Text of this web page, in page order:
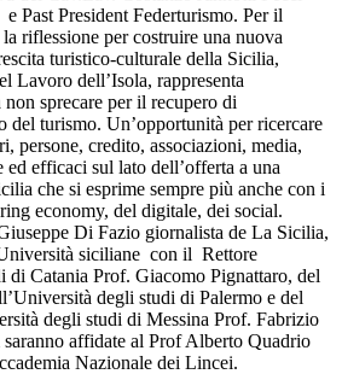
Past President Federturismo. Per il
riflessione per costruire una nuova
turistico-culturale della Sicilia,
Lavoro dell’Isola, rappresenta
non sprecare per il recupero di
turismo. Un’opportunità per ricercare
persone, credito, associazioni, media,
efficaci sul lato dell’offerta a una
che si esprime sempre più anche con i
economy, del digitale, dei social.
Di Fazio giornalista de La Sicilia,
siciliane con il Rettore
di Catania Prof. Giacomo Pignattaro, del
degli studi di Palermo e del
degli studi di Messina Prof. Fabrizio
affidate al Prof Alberto Quadrio
Nazionale dei Lincei.